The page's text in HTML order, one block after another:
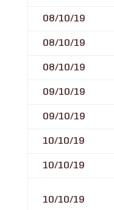
08/10/19
08/10/19
08/10/19
09/10/19
09/10/19
10/10/19
10/10/19
10/10/19